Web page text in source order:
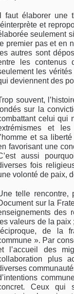
faut élaborer une
et
seulement
premier pas et en
autres sont
les contenus
les
deviennent des
souvent,
sur la
celui qui
et
et sa
favorisant une
aussi
fois
volonté de paix,
telle rencontre,
sur la
des
valeurs de la paix
de la
». Par
l’accueil des
plus
Ceux qui